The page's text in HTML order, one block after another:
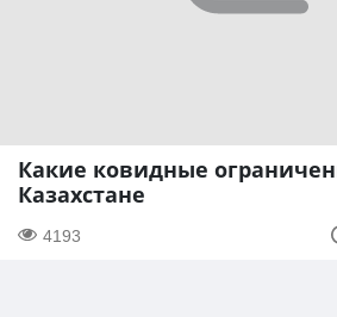
Какие ковидные
Казахстане
4193